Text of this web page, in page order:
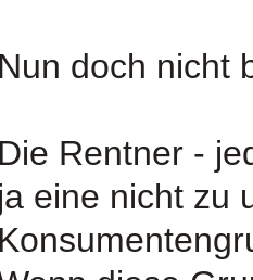
Nun doch nicht
Die Rentner -
ja eine nicht zu